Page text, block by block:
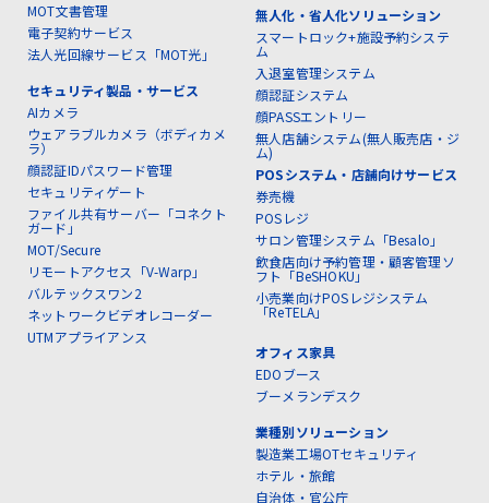
MOT文書管理
電子契約サービス
法人光回線サービス「MOT光」
セキュリティ製品・サービス
AIカメラ
ウェアラブルカメラ（ボディカメ
ラ）
顔認証IDパスワード管理
セキュリティゲート
ファイル共有サーバー「コネクト
ガード」
MOT/Secure
リモートアクセス「V-Warp」
バルテックスワン2
ネットワークビデオレコーダー
UTMアプライアンス
無人化・省人化ソリューション
スマートロック+施設予約システ
ム
入退室管理システム
顔認証システム
顔PASSエントリー
無人店舗システム(無人販売店・ジ
ム)
POSシステム・店舗向けサービス
券売機
POSレジ
サロン管理システム「Besalo」
飲食店向け予約管理・顧客管理ソ
フト「BeSHOKU」
小売業向けPOSレジシステム
「ReTELA」
オフィス家具
EDOブース
ブーメランデスク
業種別ソリューション
製造業工場OTセキュリティ
ホテル・旅館
自治体・官公庁